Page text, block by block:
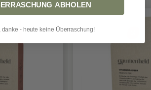
ABHOLEN
danke - heute keine Überraschung!